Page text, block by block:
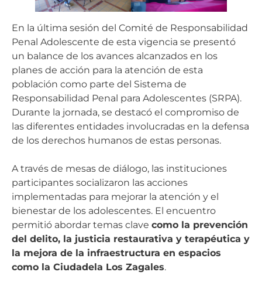
En la última sesión del Comité de Responsabilidad
Penal Adolescente de esta vigencia se presentó
un balance de los avances alcanzados en los
planes de acción para la atención de esta
población como parte del Sistema de
Responsabilidad Penal para Adolescentes (SRPA).
Durante la jornada, se destacó el compromiso de
las diferentes entidades involucradas en la defensa
de los derechos humanos de estas personas.
A través de mesas de diálogo, las instituciones
participantes socializaron las acciones
implementadas para mejorar la atención y el
bienestar de los adolescentes. El encuentro
permitió abordar temas clave como la prevención
del delito, la justicia restaurativa y terapéutica y
la mejora de la infraestructura en espacios
como la Ciudadela Los Zagales.